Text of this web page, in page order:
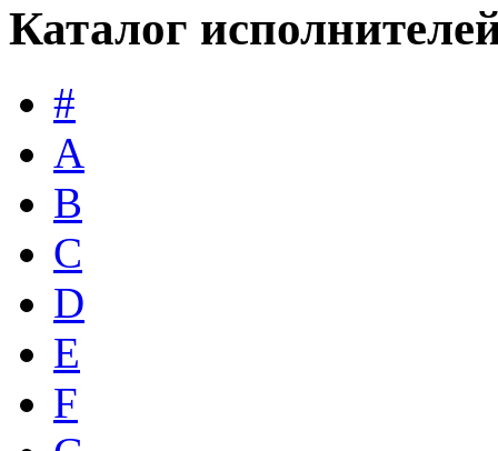
Каталог
#
A
B
C
D
E
F